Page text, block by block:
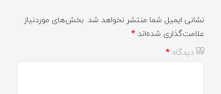
نشانی ایمیل شما منتشر نخواهد شد. بخش‌های موردنیاز
علامت‌گذاری شده‌اند *
دیدگاه *